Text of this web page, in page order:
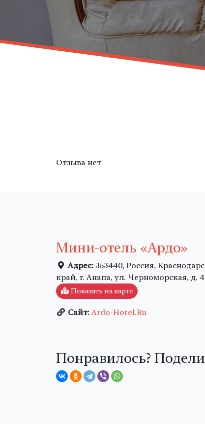
Отзыва нет
Мини-отель «Ардо»
Адрес: 353440, Россия,
край, г. Анапа, ул. Черноморская, д.
Показать на карте
Сайт: Ardo-Hotel.Ru
Понравилось?